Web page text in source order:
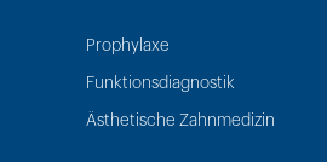
Prophylaxe
Funktionsdiagnostik
Ästhetische Zahnmedizin